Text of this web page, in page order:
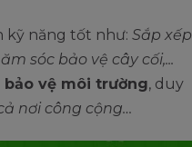
kỹ năng tốt như: Sắp xếp
sóc bảo vệ cây cối,...
vệ môi trường, duy
nơi công cộng…